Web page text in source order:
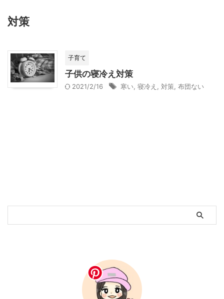
対策
子育て
子供の寝冷え対策
2021/2/16 寒い 寝冷え 対策 布団ない